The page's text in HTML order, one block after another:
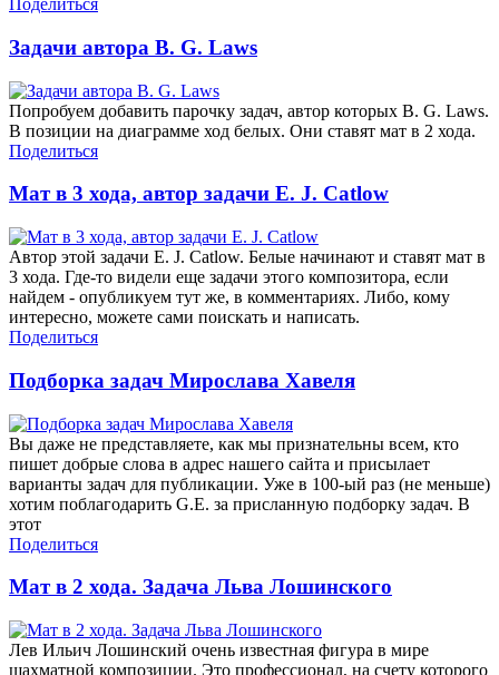
Поделиться
Задачи автора B. G. Laws
Попробуем добавить парочку задач, автор которых B. G. Laws.
В позиции на диаграмме ход белых. Они ставят мат в 2 хода.
Поделиться
Мат в 3 хода, автор задачи E. J. Catlow
Автор этой задачи E. J. Catlow. Белые начинают и ставят мат в
3 хода. Где-то видели еще задачи этого композитора, если
найдем - опубликуем тут же, в комментариях. Либо, кому
интересно, можете сами поискать и написать.
Поделиться
Подборка задач Мирослава Хавеля
Вы даже не представляете, как мы признательны всем, кто
пишет добрые слова в адрес нашего сайта и присылает
варианты задач для публикации. Уже в 100-ый раз (не меньше)
хотим поблагодарить G.E. за присланную подборку задач. В
этот
Поделиться
Мат в 2 хода. Задача Льва Лошинского
Лев Ильич Лошинский очень известная фигура в мире
шахматной композиции. Это профессионал, на счету которого